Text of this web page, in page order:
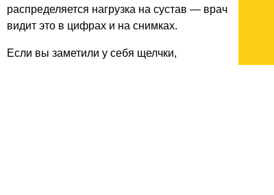
распределяется нагрузка на сустав — врач
видит это в цифрах и на снимках.
Если вы заметили у себя щелчки,